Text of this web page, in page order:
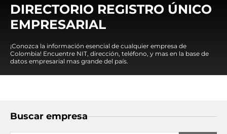
DIRECTORIO REGISTRO ÚNICO
EMPRESARIAL
¡Conozca la información esencial de cualquier empresa de
Colombia! Encuentre NIT, dirección, teléfono, y mas en la base de
datos empresarial mas grande del país.
Buscar empresa